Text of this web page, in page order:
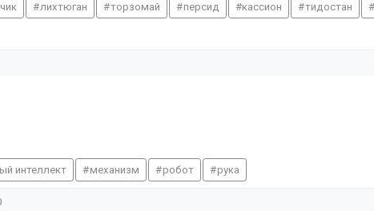
лихтюган торзомай персид кассион тидостан
интеллект механизм робот рука